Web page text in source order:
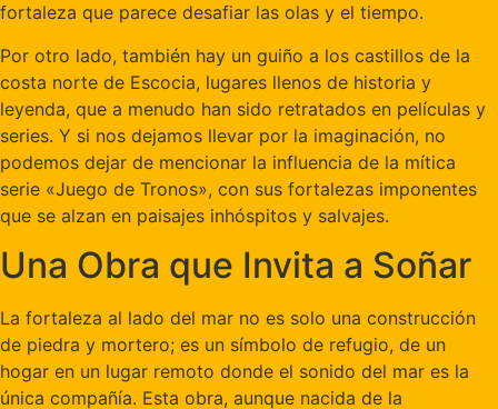
fortaleza que parece desafiar las olas y el tiempo.
Por otro lado, también hay un guiño a los castillos de la
costa norte de Escocia, lugares llenos de historia y
leyenda, que a menudo han sido retratados en películas y
series. Y si nos dejamos llevar por la imaginación, no
podemos dejar de mencionar la influencia de la mítica
serie «Juego de Tronos», con sus fortalezas imponentes
que se alzan en paisajes inhóspitos y salvajes.
Una Obra que Invita a Soñar
La fortaleza al lado del mar no es solo una construcción
de piedra y mortero; es un símbolo de refugio, de un
hogar en un lugar remoto donde el sonido del mar es la
única compañía. Esta obra, aunque nacida de la